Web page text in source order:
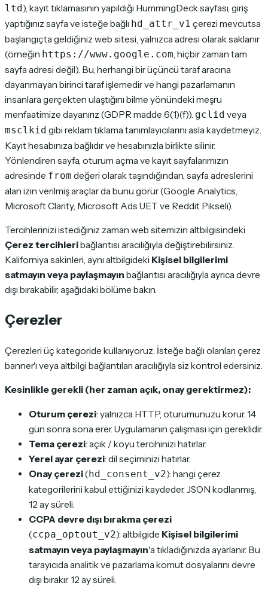
ltd ), kayıt tıklamasının yapıldığı HummingDeck sayfası, giriş
yaptığınız sayfa ve isteğe bağlı hd_attr_v1 çerezi mevcutsa
başlangıçta geldiğiniz web sitesi, yalnızca adresi olarak saklanır
(örneğin https://www.google.com , hiçbir zaman tam
sayfa adresi değil). Bu, herhangi bir üçüncü taraf aracına
dayanmayan birinci taraf işlemedir ve hangi pazarlamanın
insanlara gerçekten ulaştığını bilme yönündeki meşru
menfaatimize dayanırız (GDPR madde 6(1)(f)). gclid veya
msclkid gibi reklam tıklama tanımlayıcılarını asla kaydetmeyiz.
Kayıt hesabınıza bağlıdır ve hesabınızla birlikte silinir.
Yönlendiren sayfa, oturum açma ve kayıt sayfalarımızın
adresinde from değeri olarak taşındığından, sayfa adreslerini
alan izin verilmiş araçlar da bunu görür (Google Analytics,
Microsoft Clarity, Microsoft Ads UET ve Reddit Pikseli).
Tercihlerinizi istediğiniz zaman web sitemizin altbilgisindeki
Çerez tercihleribağlantısı aracılığıyla değiştirebilirsiniz.
Kaliforniya sakinleri, aynı altbilgideki Kişisel bilgilerimi
satmayın veya paylaşmayın bağlantısı aracılığıyla ayrıca devre
dışı bırakabilir, aşağıdaki bölüme bakın.
Çerezler
Çerezleri üç kategoride kullanıyoruz. İsteğe bağlı olanları çerez
banner'ı veya altbilgi bağlantıları aracılığıyla siz kontrol edersiniz.
Kesinlikle gerekli (her zaman açık, onay gerektirmez):
Oturum çerezi: yalnızca HTTP, oturumunuzu korur. 14
gün sonra sona erer. Uygulamanın çalışması için gereklidir.
Tema çerezi: açık / koyu tercihinizi hatırlar.
Yerel ayar çerezi: dil seçiminizi hatırlar.
Onay çerezi( hd_consent_v2): hangi çerez
kategorilerini kabul ettiğinizi kaydeder. JSON kodlanmış,
12 ay süreli.
CCPA devre dışı bırakma çerezi
(ccpa_optout_v2): altbilgide Kişisel bilgilerimi
satmayın veya paylaşmayın'a tıkladığınızda ayarlanır. Bu
tarayıcıda analitik ve pazarlama komut dosyalarını devre
dışı bırakır. 12 ay süreli.